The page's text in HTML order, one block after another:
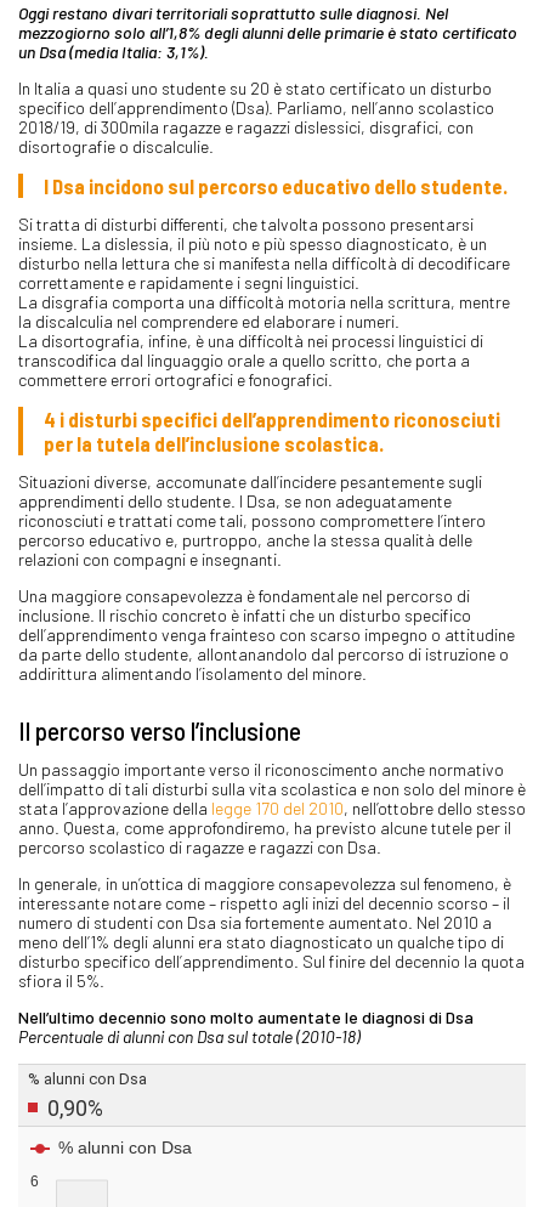
Oggi restano divari territoriali soprattutto sulle diagnosi. Nel
mezzogiorno solo all’1,8% degli alunni delle primarie è stato certificato
un Dsa (media Italia: 3,1%).
In Italia a quasi uno studente su 20 è stato certificato un disturbo
specifico dell’apprendimento (Dsa). Parliamo, nell’anno scolastico
2018/19, di 300mila ragazze e ragazzi dislessici, disgrafici, con
disortografie o discalculie.
I Dsa incidono sul percorso educativo dello studente.
Si tratta di disturbi differenti, che talvolta possono presentarsi
insieme. La dislessia, il più noto e più spesso diagnosticato, è un
disturbo nella lettura che si manifesta nella difficoltà di decodificare
correttamente e rapidamente i segni linguistici.
La disgrafia comporta una difficoltà motoria nella scrittura, mentre
la discalculia nel comprendere ed elaborare i numeri.
La disortografia, infine, è una difficoltà nei processi linguistici di
transcodifica dal linguaggio orale a quello scritto, che porta a
commettere errori ortografici e fonografici.
4 i disturbi specifici dell’apprendimento riconosciuti
per la tutela dell’inclusione scolastica.
Situazioni diverse, accomunate dall’incidere pesantemente sugli
apprendimenti dello studente. I Dsa, se non adeguatamente
riconosciuti e trattati come tali, possono compromettere l’intero
percorso educativo e, purtroppo, anche la stessa qualità delle
relazioni con compagni e insegnanti.
Una maggiore consapevolezza è fondamentale nel percorso di
inclusione. Il rischio concreto è infatti che un disturbo specifico
dell’apprendimento venga frainteso con scarso impegno o attitudine
da parte dello studente, allontanandolo dal percorso di istruzione o
addirittura alimentando l’isolamento del minore.
Il percorso verso l’inclusione
Un passaggio importante verso il riconoscimento anche normativo
dell’impatto di tali disturbi sulla vita scolastica e non solo del minore è
stata l’approvazione della legge 170 del 2010, nell’ottobre dello stesso
anno. Questa, come approfondiremo, ha previsto alcune tutele per il
percorso scolastico di ragazze e ragazzi con Dsa.
In generale, in un’ottica di maggiore consapevolezza sul fenomeno, è
interessante notare come – rispetto agli inizi del decennio scorso – il
numero di studenti con Dsa sia fortemente aumentato. Nel 2010 a
meno dell’1% degli alunni era stato diagnosticato un qualche tipo di
disturbo specifico dell’apprendimento. Sul finire del decennio la quota
sfiora il 5%.
Nell’ultimo decennio sono molto aumentate le diagnosi di Dsa
Percentuale di alunni con Dsa sul totale (2010-18)